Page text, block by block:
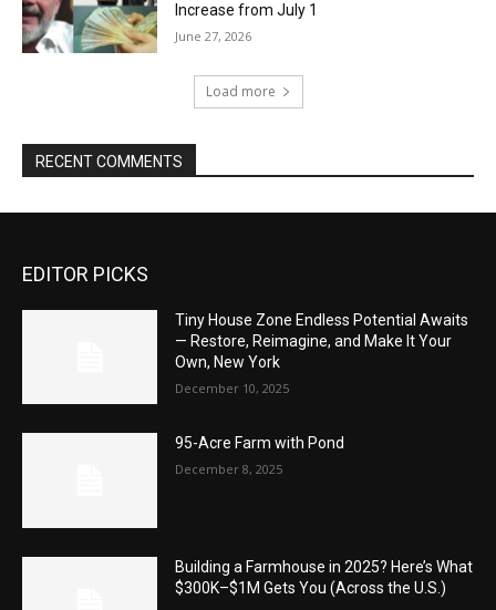
Increase from July 1
June 27, 2026
Load more
RECENT COMMENTS
EDITOR PICKS
Tiny House Zone Endless Potential Awaits
— Restore, Reimagine, and Make It Your
Own, New York
December 10, 2025
95-Acre Farm with Pond
December 8, 2025
Building a Farmhouse in 2025? Here’s What
$300K–$1M Gets You (Across the U.S.)